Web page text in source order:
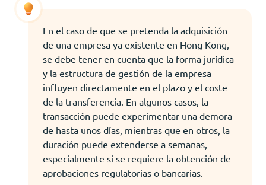
En el caso de que se pretenda la adquisición
de una empresa ya existente en Hong Kong,
se debe tener en cuenta que la forma jurídica
y la estructura de gestión de la empresa
influyen directamente en el plazo y el coste
de la transferencia. En algunos casos, la
transacción puede experimentar una demora
de hasta unos días, mientras que en otros, la
duración puede extenderse a semanas,
especialmente si se requiere la obtención de
aprobaciones regulatorias o bancarias.